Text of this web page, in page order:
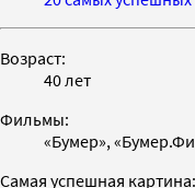
Возраст:
40 лет
Фильмы:
«Бумер»,
Самая успешная картина: